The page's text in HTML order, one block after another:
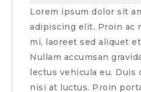
Lorem ipsum dolor sit
adipiscing elit. Proin ac
mi, laoreet sed aliquet
Nullam accumsan
lectus vehicula eu. Duis
nisi at luctus. Proin